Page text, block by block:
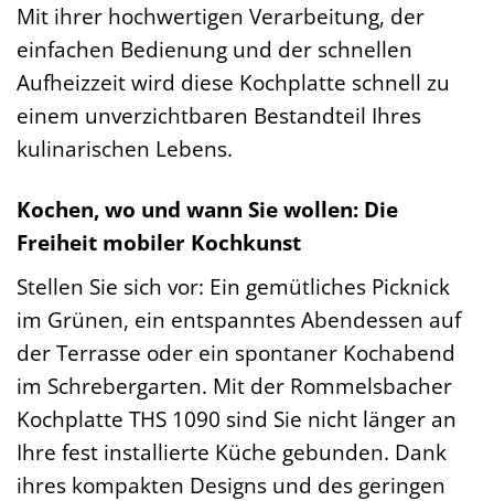
Mit ihrer hochwertigen Verarbeitung, der
einfachen Bedienung und der schnellen
Aufheizzeit wird diese Kochplatte schnell zu
einem unverzichtbaren Bestandteil Ihres
kulinarischen Lebens.
Kochen, wo und wann Sie wollen: Die
Freiheit mobiler Kochkunst
Stellen Sie sich vor: Ein gemütliches Picknick
im Grünen, ein entspanntes Abendessen auf
der Terrasse oder ein spontaner Kochabend
im Schrebergarten. Mit der Rommelsbacher
Kochplatte THS 1090 sind Sie nicht länger an
Ihre fest installierte Küche gebunden. Dank
ihres kompakten Designs und des geringen